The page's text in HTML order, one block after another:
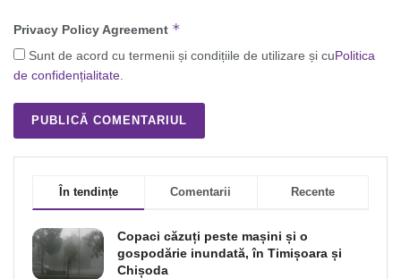
Privacy Policy Agreement *
Sunt de acord cu termenii și condițiile de utilizare și cuPolitica
de confidențialitate.
În tendințe Comentarii Recente
Copaci căzuți peste mașini și o
gospodărie inundată, în Timișoara și
Chișoda